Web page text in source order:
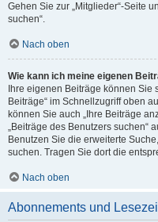
Gehen Sie zur „Mitglieder“-Seite
suchen“.
Nach oben
Wie kann ich meine eigenen
Ihre eigenen Beiträge können
Beiträge“ im Schnellzugriff oben
können Sie auch „Ihre Beiträge
„Beiträge des Benutzers suchen“
Benutzen Sie die erweiterte
suchen. Tragen Sie dort die
Nach oben
Abonnements und